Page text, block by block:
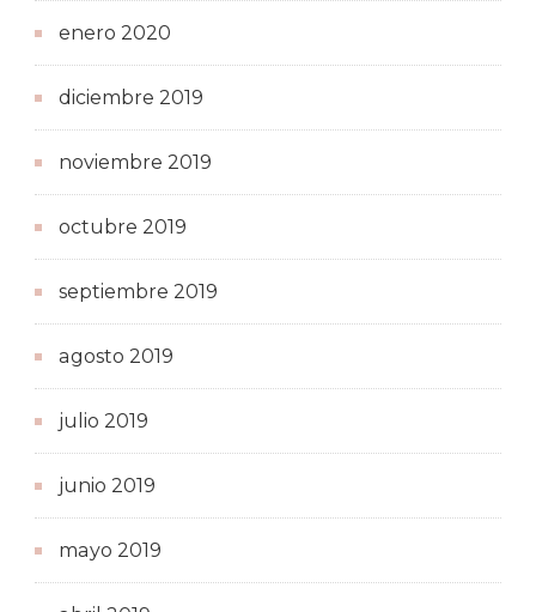
enero 2020
diciembre 2019
noviembre 2019
octubre 2019
septiembre 2019
agosto 2019
julio 2019
junio 2019
mayo 2019